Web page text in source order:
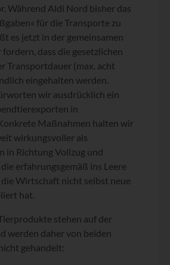
Während Aldi Nord bisher das
für die Transporte zu
es jetzt in der gemeinsamen
dass die gesetzlichen
Transportdauer (max. acht
eingehalten werden.
wir ausdrücklich ein
in
Maßnahmen halten wir
wirkungsvoller als
in Richtung Vollzug und
erfahrungsgemäß ins Leere
die Wirtschaft nicht selbst neue
hat.
stehen auf der
werden daher von beiden
gehandelt: